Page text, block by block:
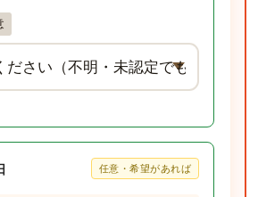
任意・希望があれば